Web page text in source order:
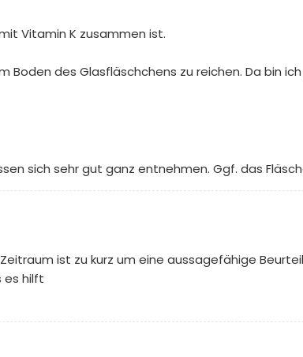
Vitamin K zusammen ist.
Boden des Glasfläschchens zu reichen. Da bin
sich sehr gut ganz entnehmen. Ggf. das
ist zu kurz um eine aussagefähige
es hilft